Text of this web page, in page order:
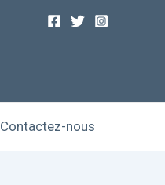
Contactez-nous